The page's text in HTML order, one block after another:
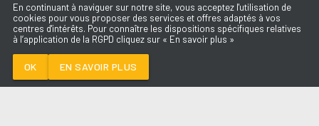
En continuant à naviguer sur notre site, vous acceptez l'utilisation de
cookies pour vous proposer des services et offres adaptés à vos
centres d'intérêts. Pour connaître les dispositions spécifiques relatives
à l’application de la RGPD cliquez sur « En savoir plus »
OK EN SAVOIR PLUS